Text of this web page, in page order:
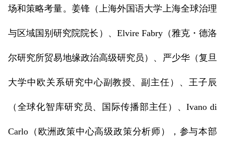
场和策略考量。姜锋（上海外国语大学上海全球治理
与区域国别研究院院长）、Elvire Fabry（雅克・德洛
尔研究所贸易地缘政治高级研究员）、严少华（复旦
大学中欧关系研究中心副教授、副主任）、王子辰
（全球化智库研究员、国际传播部主任）、Ivano di
Carlo（欧洲政策中心高级政策分析师），参与本部